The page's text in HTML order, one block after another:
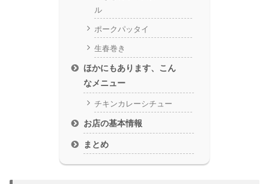
ル
ポークパッタイ
生春巻き
ほかにもあります、こん
なメニュー
チキンカレーシチュー
お店の基本情報
まとめ